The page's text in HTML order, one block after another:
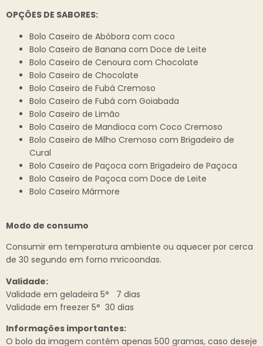
OPÇÕES DE SABORES:
Bolo Caseiro de Abóbora com coco
Bolo Caseiro de Banana com Doce de Leite
Bolo Caseiro de Cenoura com Chocolate
Bolo Caseiro de Chocolate
Bolo Caseiro de Fubá Cremoso
Bolo Caseiro de Fubá com Goiabada
Bolo Caseiro de Limão
Bolo Caseiro de Mandioca com Coco Cremoso
Bolo Caseiro de Milho Cremoso com Brigadeiro de
Cural
Bolo Caseiro de Paçoca com Brigadeiro de Paçoca
Bolo Caseiro de Paçoca com Doce de Leite
Bolo Caseiro Mármore
Modo de consumo
Consumir em temperatura ambiente ou aquecer por cerca
de 30 segundo em forno mricoondas.
Validade:
Validade em geladeira 5° 7 dias
Validade em freezer 5° 30 dias
Informações importantes:
O bolo da imagem contém apenas 500 gramas, caso deseje